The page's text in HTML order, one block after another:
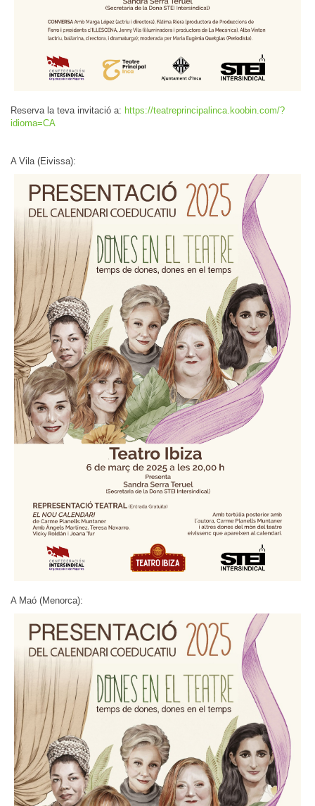
Reserva la teva invitació a: https://teatreprincipalinca.koobin.com/?
idioma=CA
A Vila (Eivissa):
A Maó (Menorca):